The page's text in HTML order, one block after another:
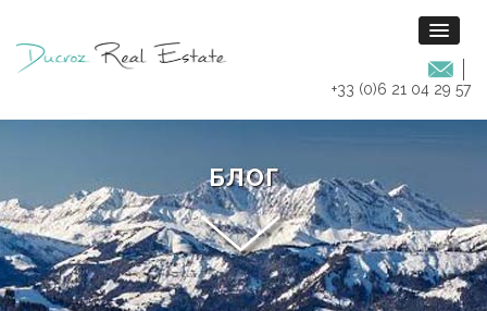
+33 (0)6 21 04 29 57
БЛОГ